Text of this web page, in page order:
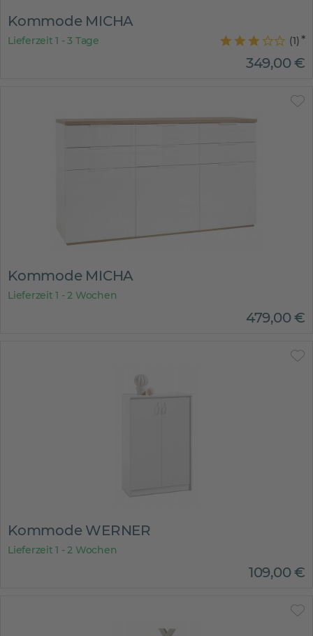
Kommode MICHA
Lieferzeit 1 - 3 Tage (1)
349,00€
Kommode MICHA
Lieferzeit 1 - 2 Wochen
479,00€
Kommode WERNER
Lieferzeit 1 - 2 Wochen
109,00€